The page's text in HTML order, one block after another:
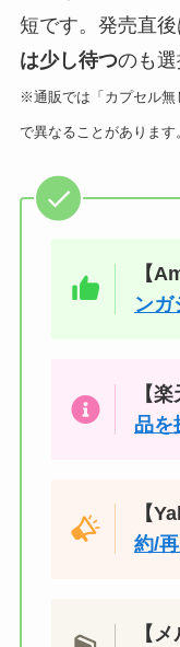
短です。発売直後
は少し待つのも選
※通販では「カプセル無
で異なることがあります
【
ンガ
【
品を
【
約/
【